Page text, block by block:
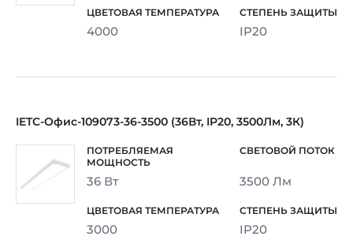
4000 IP20
IETC-Офис-109073-36-3500 (36Вт, IP20, 3500Лм, 3К)
36 Вт 3500 Лм
3000 IP20